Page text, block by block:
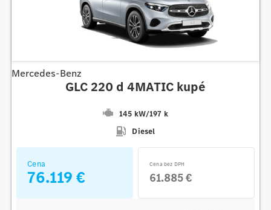
Mercedes-Benz
GLC 220 d 4MATIC kupé
145 kW/197 k
Diesel
Cena
76.119 €
Cena bez DPH
61.885 €